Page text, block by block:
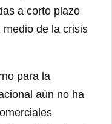
a corto plazo
de la crisis
para la
aún no ha